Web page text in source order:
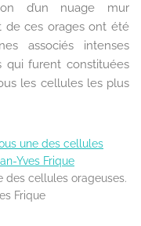
d’un nuage mur
de ces orages ont été
associés intenses
qui furent constituées
les cellules les plus
des cellules orageuses.
Frique